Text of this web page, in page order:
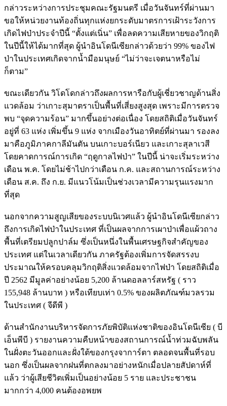
กล่าวระหว่างการประชุมคณะรัฐมนตรี เมื่อวันจันทร์ที่ผ่านมา
ขอให้หน่วยงานท้องถิ่นทุกแห่งยกระดับมาตรการเฝ้าระวังการ
เกิดไฟป่าประจำปีนี้ “ตั้งแต่เนิ่น” เพื่อลดความเสียหายของวิกฤติ
ในปีนี้ให้ได้มากที่สุด ผู้นำอินโดนีเซียกล่าวด้วยว่า 99% ของไฟ
ป่าในประเทศเกิดจากน้ำมือมนุษย์ “ไม่ว่าจะเจตนาหรือไม่
ก็ตาม”
ขณะเดียวกัน วิโดโดกล่าวถึงผลการหารือกับผู้เชี่ยวชาญด้านสิ่ง
แวดล้อม ว่าเกาะสุมาตราเป็นพื้นที่เสี่ยงสูงสุด เพราะมีการตรวจ
พบ “จุดความร้อน” มากขึ้นอย่างต่อเนื่อง โดยสถิติเมื่อวันจันทร์
อยู่ที่ 63 แห่ง เพิ่มขึ้น 9 แห่ง จากเมืองวันอาทิตย์ที่ผ่านมา รองลง
มาคือภูมิภาคกาลีมันตัน บนเกาะบอร์เนียว และเกาะสุลาเวสี
โดยคาดการณ์การเกิด “ฤดูกาลไฟป่า” ในปีนี้ น่าจะเริ่มระหว่าง
เดือน พ.ค. โดยไม่ช้าไปกว่าเดือน ก.ค. และสถานการณ์ระหว่าง
เดือน ส.ค. ถึง ก.ย. มีแนวโน้มเป็นช่วงเวลามีความรุนแรงมาก
ที่สุด
นอกจากความสูญเสียของระบบนิเวศแล้ว ผู้นำอินโดนีเซียกล่าว
ถึงการเกิดไฟป่าในประเทศ ที่เป็นผลจากการเผาป่าเพื่อแผ้วถาง
พื้นที่เตรียมปลูกปาล์ม ซึ่งเป็นหนึ่งในพื้นเศรษฐกิจสำคัญของ
ประเทศ แต่ในเวลาเดียวกัน ภาครัฐต้องเพิ่มการจัดสรรงบ
ประมาณให้ครอบคลุมวิกฤติสิ่งแวดล้อมจากไฟป่า โดยสถิติเมื่อ
ปี 2562 มีมูลค่าอย่างน้อย 5,200 ล้านดอลลาร์สหรัฐ ( ราว
155,948 ล้านบาท ) หรือเทียบเท่า 0.5% ของผลิตภัณฑ์มวลรวม
ในประเทศ ( จีดีพี )
ด้านสำนักงานบริหารจัดการภัยพิบัติแห่งชาติของอินโดนีเซีย ( บี
เอ็นพีบี ) รายงานความคืบหน้าของสถานการณ์น้ำท่วมฉับพลัน
ในฝั่งตะวันออกและฝั่งใต้ของกรุงจาการ์ตา ตลอดจนพื้นที่รอบ
นอก ซึ่งเป็นผลจากฝนที่ตกลงมาอย่างหนักเมื่อปลายสัปดาห์ที่
แล้ว ว่าผู้เสียชีวิตเพิ่มเป็นอย่างน้อย 5 ราย และประชาชน
มากกว่า 4,000 คนต้องอพยพ